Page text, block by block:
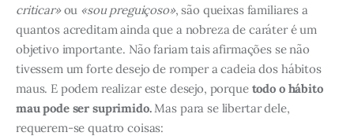
criticar»ou «sou preguiçoso», são queixas familiares a
quantos acreditam ainda que a nobreza de caráter é um
objetivo importante. Não fariam tais afirmações se não
tivessem um forte desejo de romper a cadeia dos hábitos
maus. E podem realizar este desejo, porquetodo o hábito
mau pode ser suprimido.Mas para se libertar dele,
requerem-se quatro coisas: